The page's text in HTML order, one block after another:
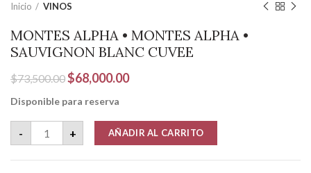
Inicio VINOS
MONTES ALPHA • MONTES ALPHA •
SAUVIGNON BLANC CUVEE
$73,500.00 El
original
era:
$73,500.00.
$68,000.00El
es:
$68,000.00.
Disponible para reserva
-
MONTES ALPHA • MONTES ALPHA • SAUVIGNON BLANC
+ AÑADIR AL CARRITO